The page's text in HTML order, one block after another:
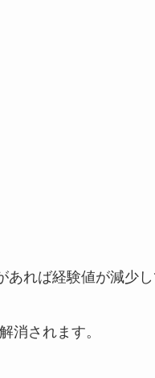
れば経験値が減少し
消されます。